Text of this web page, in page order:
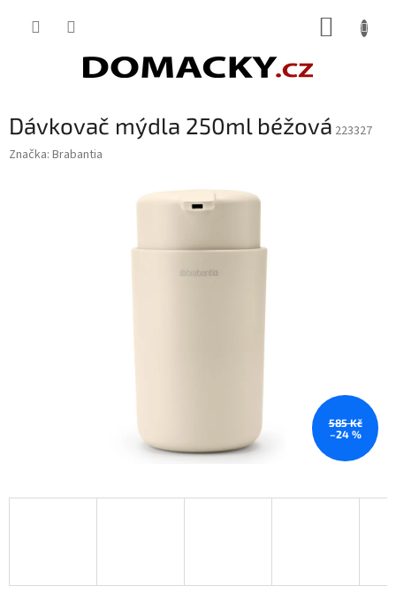
Dávkovač mýdla 250ml béžová 223327
Značka: Brabantia
585 Kč
–24 %